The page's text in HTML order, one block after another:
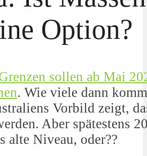
Option?
sollen ab Mai
. Wie viele dann
Vorbild zeigt,
Aber spätestens
alte Niveau, oder??